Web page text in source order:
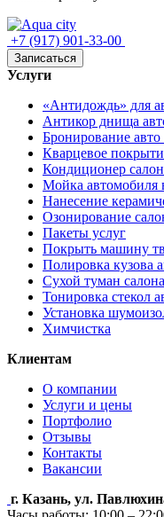
+7 (917) 901-33-00
Записаться
Услуги
«Антидождь» для
Антикор днища
Бронирование
Кварцевое
Кондиционер
Мойка автомобиля
Нанесение
Озонирование
Пакеты услуг
Покрыть машину
Полировка кузова
Сухой туман салона
Тонировка стекол
Установка
Химчистка
Клиентам
О компании
Услуги и цены
Портфолио
Отзывы
Контакты
Вакансии
г. Казань, ул.